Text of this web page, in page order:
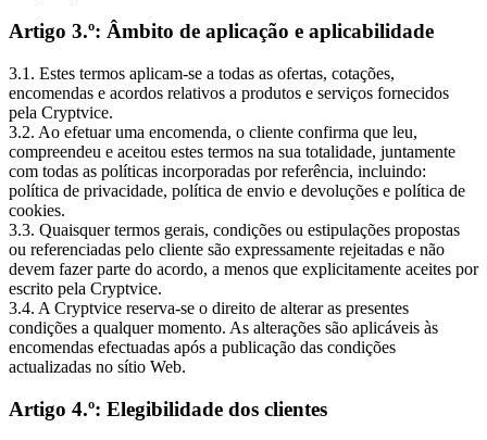
Artigo 3.º: Âmbito de aplicação e aplicabilidade
3.1. Estes termos aplicam-se a todas as ofertas, cotações,
encomendas e acordos relativos a produtos e serviços fornecidos
pela Cryptvice.
3.2. Ao efetuar uma encomenda, o cliente confirma que leu,
compreendeu e aceitou estes termos na sua totalidade, juntamente
com todas as políticas incorporadas por referência, incluindo:
política de privacidade, política de envio e devoluções e política de
cookies.
3.3. Quaisquer termos gerais, condições ou estipulações propostas
ou referenciadas pelo cliente são expressamente rejeitadas e não
devem fazer parte do acordo, a menos que explicitamente aceites por
escrito pela Cryptvice.
3.4. A Cryptvice reserva-se o direito de alterar as presentes
condições a qualquer momento. As alterações são aplicáveis às
encomendas efectuadas após a publicação das condições
actualizadas no sítio Web.
Artigo 4.º: Elegibilidade dos clientes